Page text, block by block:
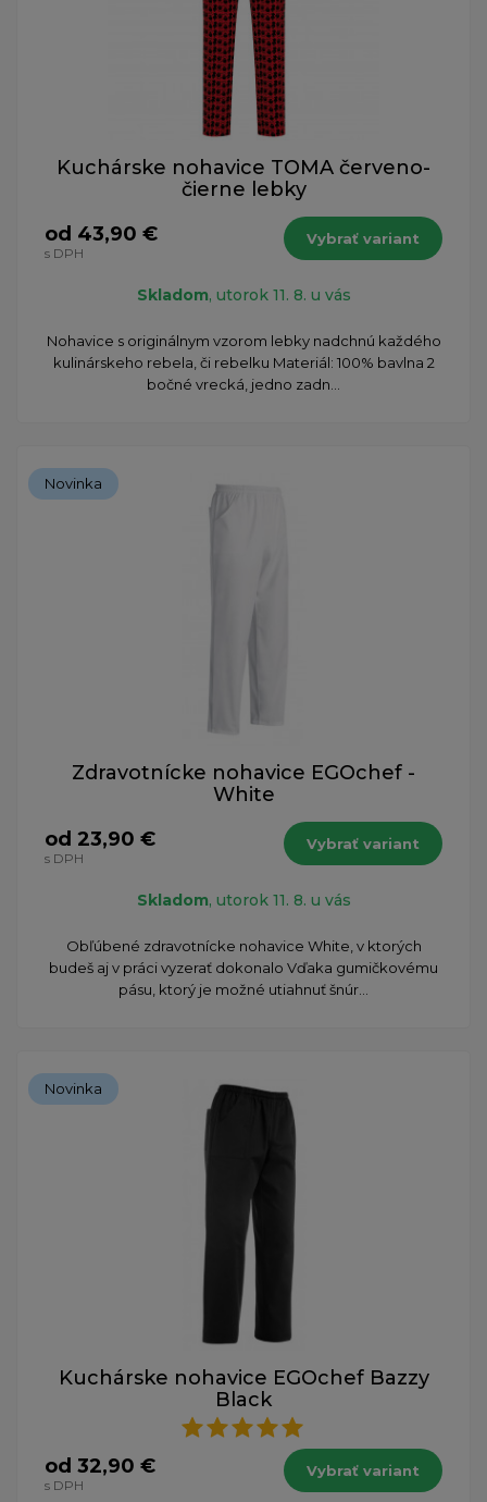
Kuchárske nohavice TOMA červeno-
čierne lebky
od 43,90 €
s DPH
Vybrať variant
Skladom, utorok 11. 8. u vás
​Nohavice s originálnym vzorom lebky nadchnú každého
kulinárskeho rebela, či rebelku Materiál: 100% bavlna 2
bočné vrecká, jedno zadn...
Novinka
Zdravotnícke nohavice EGOchef -
White
od 23,90 €
s DPH
Vybrať variant
Skladom, utorok 11. 8. u vás
​Obľúbené zdravotnícke nohavice White, v ktorých
budeš aj v práci vyzerať dokonalo Vďaka gumičkovému
pásu, ktorý je možné utiahnuť šnúr...
Novinka
Kuchárske nohavice EGOchef Bazzy
Black
od 32,90 €
s DPH
Vybrať variant